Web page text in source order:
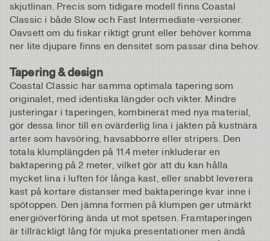
skjutlinan. Precis som tidigare modell finns Coastal
Classic i både Slow och Fast Intermediate-versioner.
Oavsett om du fiskar riktigt grunt eller behöver komma
ner lite djupare finns en densitet som passar dina behov.
Tapering & design
Coastal Classic har samma optimala tapering som
originalet, med identiska längder och vikter. Mindre
justeringar i taperingen, kombinerat med nya material,
gör dessa linor till en ovärderlig lina i jakten på kustnära
arter som havsöring, havsabborre eller stripers. Den
totala klumplängden på 11.4 meter inkluderar en
baktapering på 2 meter, vilket gör att du kan hålla
mycket lina i luften för långa kast, eller snabbt leverera
kast på kortare distanser med baktaperinge kvar inne i
spötoppen. Den jämna formen på klumpen ger utmärkt
energiöverföring ända ut mot spetsen. Framtaperingen
är tillräckligt lång för mjuka presentationer men ändå